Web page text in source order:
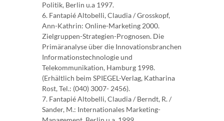
Politik, Berlin u.a 1997.
6. Fantapié Altobelli, Claudia / Grosskopf,
Ann-Kathrin: Online-Marketing 2000.
Zielgruppen-Strategien-Prognosen. Die
Primäranalyse über die Innovationsbranchen
Informationstechnologie und
Telekommunikation, Hamburg 1998.
(Erhältlich beim SPIEGEL-Verlag, Katharina
Rost, Tel.: (040) 3007- 2456).
7. Fantapié Altobelli, Claudia / Berndt, R. /
Sander, M.: Internationales Marketing-